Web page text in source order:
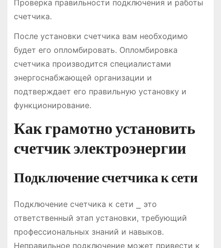
Проверка правильности подключения и работы
счетчика.
После установки счетчика вам необходимо
будет его опломбировать. Опломбировка
счетчика производится специалистами
энергоснабжающей организации и
подтверждает его правильную установку и
функционирование.
Как грамотно установить
счетчик электроэнергии
Подключение счетчика к сети
Подключение счетчика к сети ⎯ это
ответственный этап установки, требующий
профессиональных знаний и навыков.
Неправильное подключение может привести к